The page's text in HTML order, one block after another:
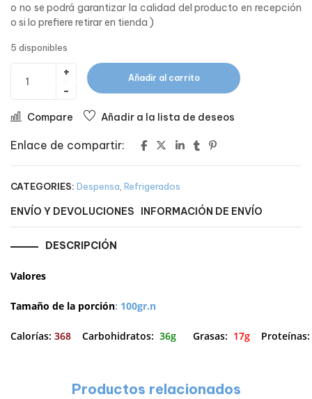
o no se podrá garantizar la calidad del producto en recepción
o si lo prefiere retirar en tienda )
5 disponibles
Añadir al carrito
Compare Añadir a la lista de deseos
Enlace de compartir:
CATEGORIES: Despensa Refrigerados
ENVÍO Y DEVOLUCIONES INFORMACIÓN DE ENVÍO
DESCRIPCIÓN
Valores
Tamaño de la porción: 100gr.n
Calorías: 368 Carbohidratos: 36g Grasas: 17g Proteínas:
Productos relacionados